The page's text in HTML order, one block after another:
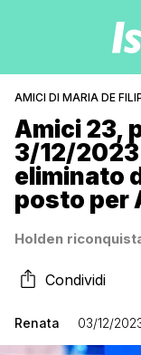
AMICI DI MARIA DE
Amici 23,
3/12/
eliminato
posto per
Holden
Condividi
Renata 03/12/